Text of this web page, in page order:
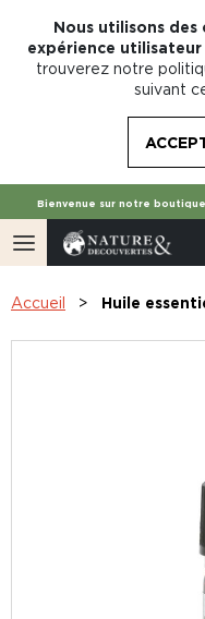
Nous utilisons
expérience
trouverez notre
suivant
Bienvenue sur notre
Accueil Huile